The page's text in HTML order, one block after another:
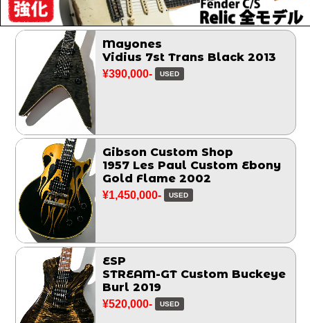
Mayones
Vidius 7st Trans Black 2013
¥390,000- USED
Gibson Custom Shop
1957 Les Paul Custom Ebony
Gold Flame 2002
¥1,450,000- USED
ESP
STREAM-GT Custom Buckeye
Burl 2019
¥520,000- USED